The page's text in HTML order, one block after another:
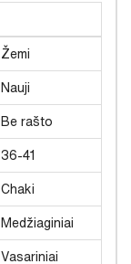
Žemi
Nauji
Be rašto
36-41
Chaki
Medžiaginiai
Vasariniai